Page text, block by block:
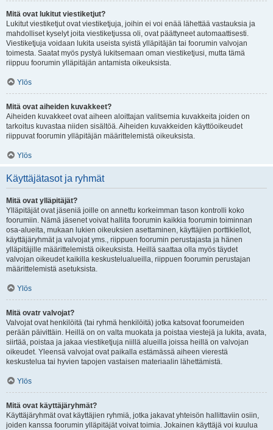
Mitä ovat lukitut viestiketjut?
Lukitut viestiketjut ovat viestiketjuja, joihin ei voi enää lähettää vastauksia ja
mahdolliset kyselyt joita viestiketjussa oli, ovat päättyneet automaattisesti.
Viestiketjuja voidaan lukita useista syistä ylläpitäjän tai foorumin valvojan
toimesta. Saatat myös pystyä lukitsemaan oman viestiketjusi, mutta tämä
riippuu foorumin ylläpitäjän antamista oikeuksista.
Ylös
Mitä ovat aiheiden kuvakkeet?
Aiheiden kuvakkeet ovat aiheen aloittajan valitsemia kuvakkeita joiden on
tarkoitus kuvastaa niiden sisältöä. Aiheiden kuvakkeiden käyttöoikeudet
riippuvat foorumin ylläpitäjän määrittelemistä oikeuksista.
Ylös
Käyttäjätasot ja ryhmät
Mitä ovat ylläpitäjät?
Ylläpitäjät ovat jäseniä joille on annettu korkeimman tason kontrolli koko
foorumiin. Nämä jäsenet voivat hallita foorumin kaikkia foorumin toiminnan
osa-alueita, mukaan lukien oikeuksien asettaminen, käyttäjien porttikiellot,
käyttäjäryhmät ja valvojat yms., riippuen foorumin perustajasta ja hänen
ylläpitäjille määrittelemistä oikeuksista. Heillä saattaa olla myös täydet
valvojan oikeudet kaikilla keskustelualueilla, riippuen foorumin perustajan
määrittelemistä asetuksista.
Ylös
Mitä ovatr valvojat?
Valvojat ovat henkilöitä (tai ryhmä henkilöitä) jotka katsovat foorumeiden
perään päivittäin. Heillä on on valta muokata ja poistaa viestejä ja lukita, avata,
siirtää, poistaa ja jakaa viestiketjuja niillä alueilla joissa heillä on valvojan
oikeudet. Yleensä valvojat ovat paikalla estämässä aiheen vierestä
keskustelua tai hyvien tapojen vastaisen materiaalin lähettämistä.
Ylös
Mitä ovat käyttäjäryhmät?
Käyttäjäryhmät ovat käyttäjien ryhmiä, jotka jakavat yhteisön hallittaviin osiin,
joiden kanssa foorumin ylläpitäjät voivat toimia. Jokainen käyttäjä voi kuulua